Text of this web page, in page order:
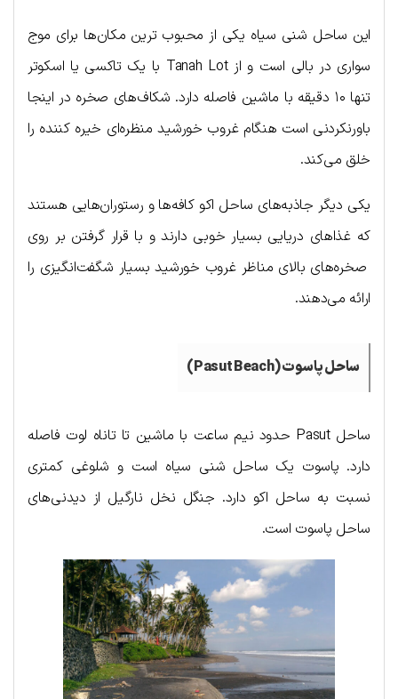
این ساحل شنی سیاه یکی از محبوب ترین مکان‌ها برای موج
سواری در بالی است و از Tanah Lot با یک تاکسی یا اسکوتر
تنها ۱۰ دقیقه با ماشین فاصله دارد. شکاف‌های صخره در اینجا
باورنکردنی است هنگام غروب خورشید منظره‌ای خیره کننده را
خلق می‌کند.
یکی دیگر جاذبه‌های ساحل اکو کافه‌ها و رستوران‌هایی هستند
که غذاهای دریایی بسیار خوبی دارند و با قرار گرفتن بر روی
صخره‌های بالای مناظر غروب خورشید بسیار شگفت‌انگیزی را
ارائه می‌دهند.
ساحل پاسوت (Pasut Beach
)
ساحل Pasut حدود نیم ساعت با ماشین تا تاناه لوت فاصله
دارد. پاسوت یک ساحل شنی سیاه است و شلوغی کمتری
نسبت به ساحل اکو دارد. جنگل نخل نارگیل از دیدنی‌های
ساحل پاسوت است.